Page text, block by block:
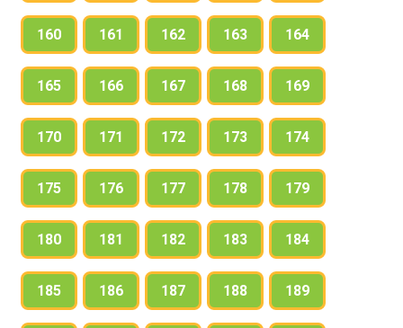
160 161 162 163 164
165 166 167 168 169
170 171 172 173 174
175 176 177 178 179
180 181 182 183 184
185 186 187 188 189